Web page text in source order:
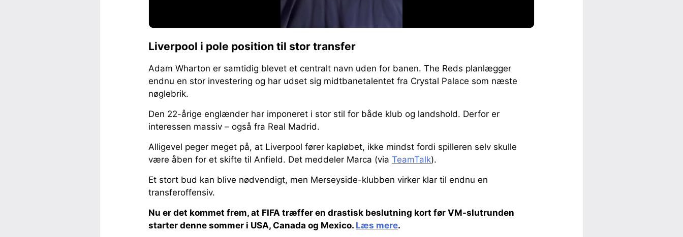
Liverpool i pole position til stor transfer
Adam Wharton er samtidig blevet et centralt navn uden for banen. The Reds planlægger
endnu en stor investering og har udset sig midtbanetalentet fra Crystal Palace som næste
nøglebrik.
Den 22-årige englænder har imponeret i stor stil for både klub og landshold. Derfor er
interessen massiv – også fra Real Madrid.
Alligevel peger meget på, at Liverpool fører kapløbet, ikke mindst fordi spilleren selv skulle
være åben for et skifte til Anfield. Det meddeler Marca (via TeamTalk).
Et stort bud kan blive nødvendigt, men Merseyside-klubben virker klar til endnu en
transferoffensiv.
Nu er det kommet frem, at FIFA træffer en drastisk beslutning kort før VM-slutrunden
starter denne sommer i USA, Canada og Mexico. Læs mere.